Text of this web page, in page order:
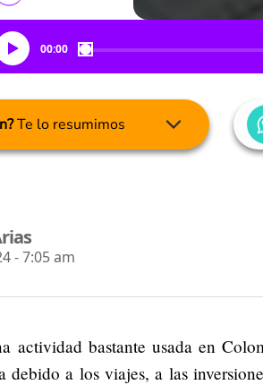
00:00
Te lo resumimos
- 7:05 am
actividad bastante usada en
a los viajes, a las